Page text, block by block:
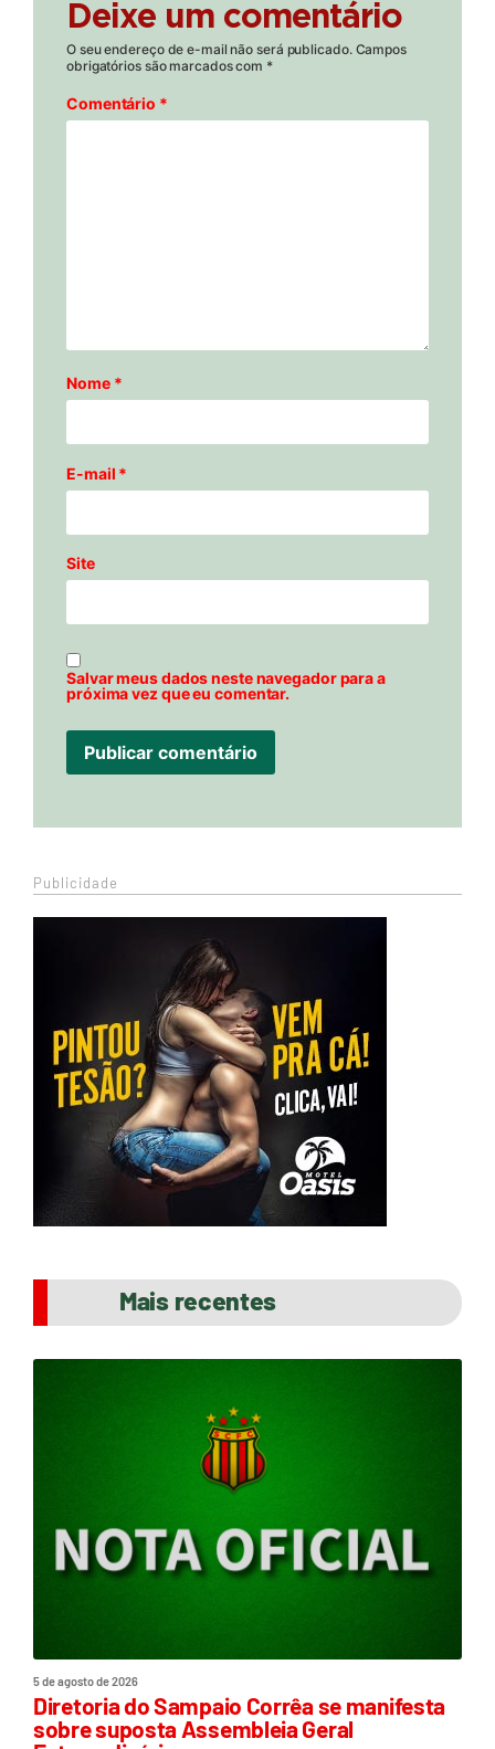
Deixe um comentário
O seu endereço de e-mail não será publicado. Campos
obrigatórios são marcados com *
Comentário *
Nome *
E-mail *
Site
Salvar meus dados neste navegador para a
próxima vez que eu comentar.
Publicidade
Mais recentes
5 de agosto de 2026
Diretoria do Sampaio Corrêa se manifesta
sobre suposta Assembleia Geral